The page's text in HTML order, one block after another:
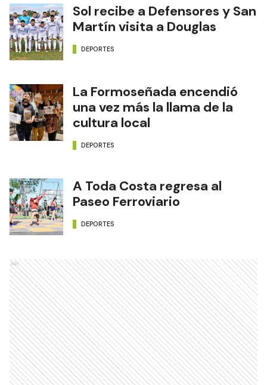
Sol recibe a Defensores y San
Martín visita a Douglas
DEPORTES
La Formoseñada encendió
una vez más la llama de la
cultura local
DEPORTES
A Toda Costa regresa al
Paseo Ferroviario
DEPORTES
Ads